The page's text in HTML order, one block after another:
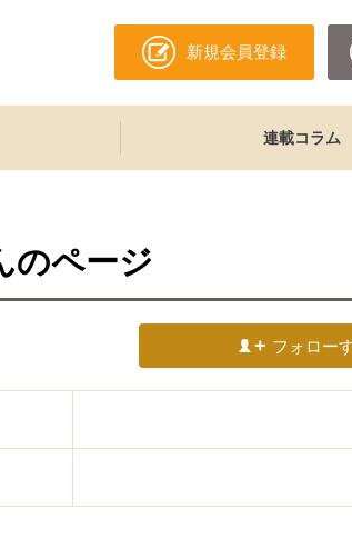
新規会員登録
連載コラム
のページ
フォロー